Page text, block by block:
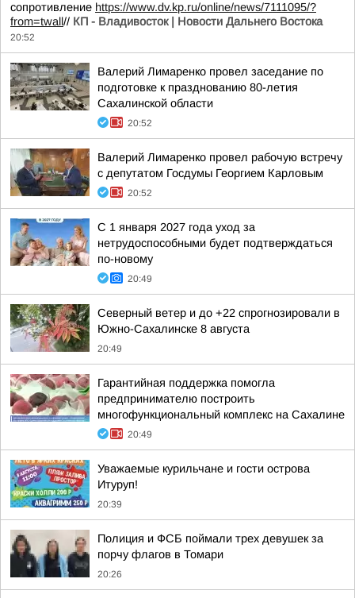
сопротивление https://www.dv.kp.ru/online/news/7111095/?
from=twall// КП - Владивосток | Новости Дальнего Востока
20:52
Валерий Лимаренко провел заседание по
подготовке к празднованию 80-летия
Сахалинской области
20:52
Валерий Лимаренко провел рабочую встречу
с депутатом Госдумы Георгием Карловым
20:52
С 1 января 2027 года уход за
нетрудоспособными будет подтверждаться
по-новому
20:49
Северный ветер и до +22 спрогнозировали в
Южно-Сахалинске 8 августа
20:49
Гарантийная поддержка помогла
предпринимателю построить
многофункциональный комплекс на Сахалине
20:49
Уважаемые курильчане и гости острова
Итуруп!
20:39
Полиция и ФСБ поймали трех девушек за
порчу флагов в Томари
20:26